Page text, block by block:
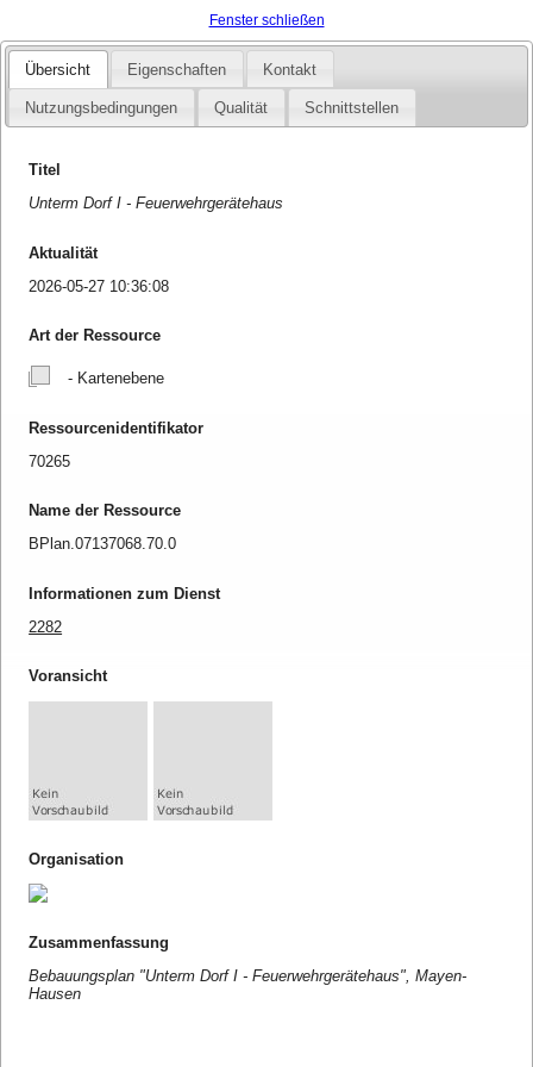
Fenster schließen
Übersicht Eigenschaften Kontakt
Nutzungsbedingungen Qualität Schnittstellen
Titel
Unterm Dorf I - Feuerwehrgerätehaus
Aktualität
2026-05-27 10:36:08
Art der Ressource
- Kartenebene
Ressourcenidentifikator
70265
Name der Ressource
BPlan.07137068.70.0
Informationen zum Dienst
2282
Voransicht
Organisation
Zusammenfassung
Bebauungsplan "Unterm Dorf I - Feuerwehrgerätehaus", Mayen-
Hausen